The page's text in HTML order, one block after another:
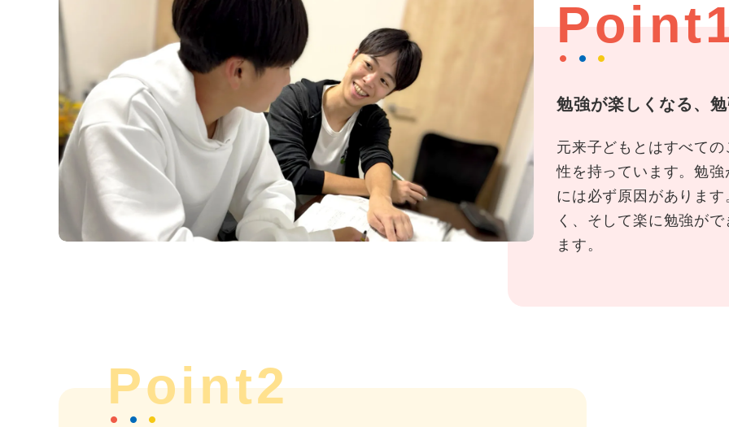
勉強が楽しくなる、
元来子どもとはすべて
性を持っています。勉
には必ず原因がありま
く、そして楽に勉強が
ます。
Point2